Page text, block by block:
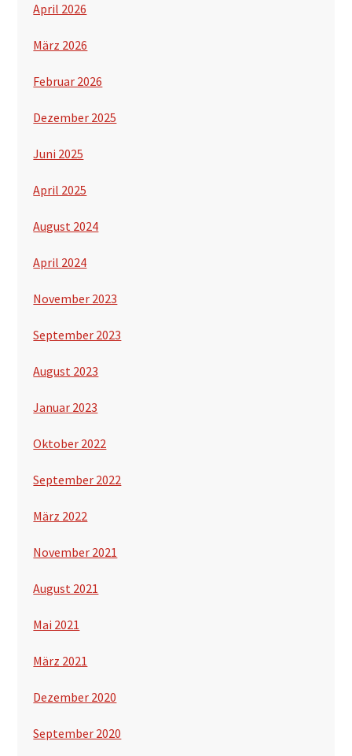
April 2026
März 2026
Februar 2026
Dezember 2025
Juni 2025
April 2025
August 2024
April 2024
November 2023
September 2023
August 2023
Januar 2023
Oktober 2022
September 2022
März 2022
November 2021
August 2021
Mai 2021
März 2021
Dezember 2020
September 2020